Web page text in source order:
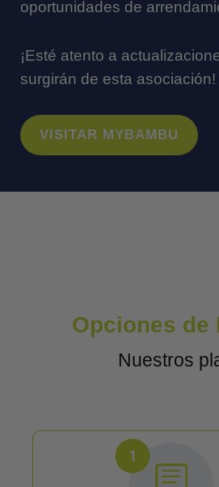
oportunidades de
¡Esté atento a
surgirán de esta asociación!
VISITAR MYBAMBU
Opciones de
Nuestros